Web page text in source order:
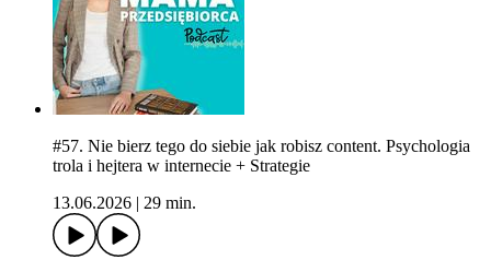
#57. Nie bierz tego do siebie jak robisz content. Psychologia
trola i hejtera w internecie + Strategie
13.06.2026
29 min.